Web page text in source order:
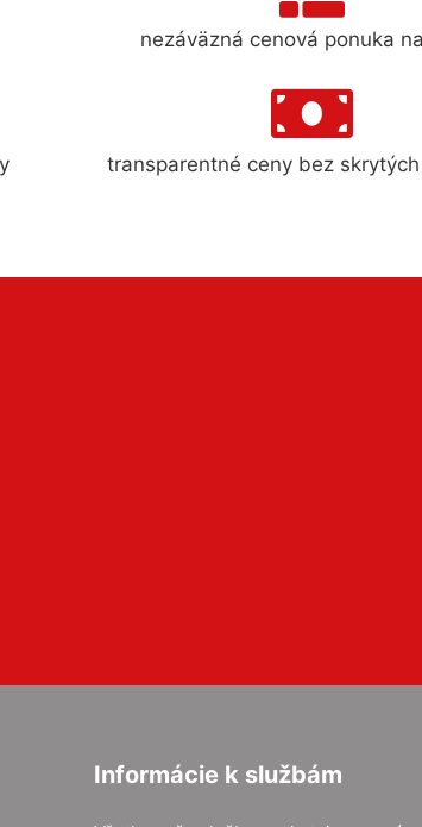
nezáväzná cenová ponuka
transparentné ceny bez
Informácie k službám